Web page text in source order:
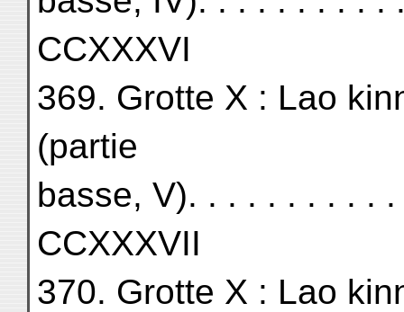
CCXXXVI
369. Grotte X : Lao
(partie
basse, V). . . . . . . . . .
CCXXXVII
370. Grotte X : Lao